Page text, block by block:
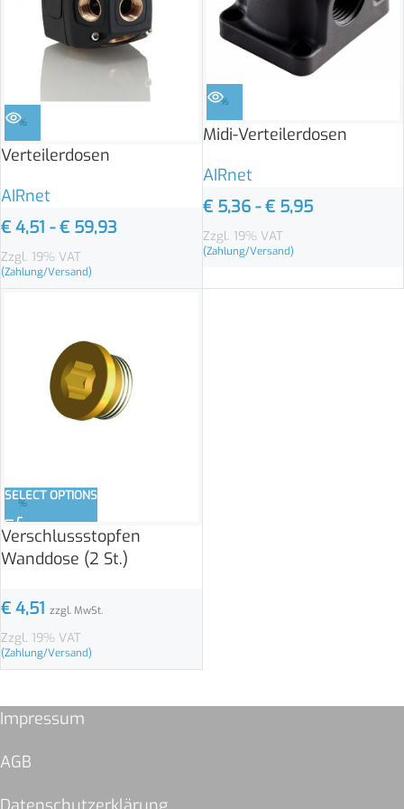
%
Verteilerdosen
AIRnet
€ 4,51 -€ 59,93
Zzgl. 19% VAT
(Zahlung/Versand)
%
Midi-Verteilerdosen
AIRnet
€5,36-€5,95
Zzgl. 19% VAT
(Zahlung/Versand)
%
SELECT OPTIONS
Verschlussstopfen
Wanddose (2 St.)
€ 4,51 zzgl. MwSt.
Zzgl. 19% VAT
(Zahlung/Versand)
Impressum
AGB